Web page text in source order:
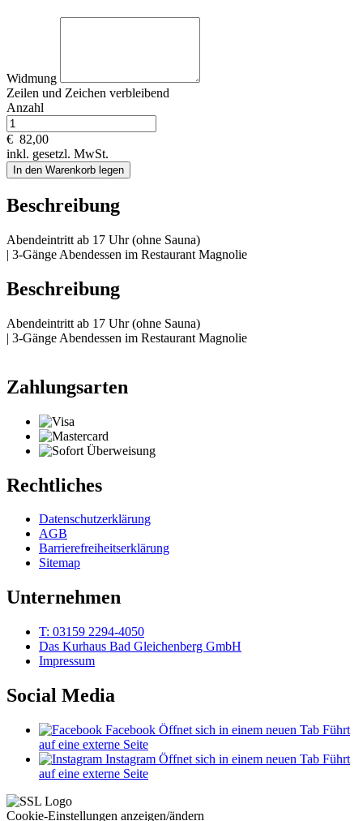
Widmung
Zeilen und Zeichen verbleibend
Anzahl
€ 82,00
inkl. gesetzl. MwSt.
In den Warenkorb legen
Beschreibung
Abendeintritt ab 17 Uhr (ohne Sauna)
| 3-Gänge Abendessen im Restaurant Magnolie
Beschreibung
Abendeintritt ab 17 Uhr (ohne Sauna)
| 3-Gänge Abendessen im Restaurant Magnolie
Zahlungsarten
Rechtliches
Datenschutzerklärung
AGB
Barrierefreiheitserklärung
Sitemap
Unternehmen
T: 03159 2294-4050
Das Kurhaus Bad Gleichenberg GmbH
Impressum
Social Media
Facebook Öffnet sich in einem neuen Tab Führt
auf eine externe Seite
Instagram Öffnet sich in einem neuen Tab Führt
auf eine externe Seite
Cookie-Einstellungen anzeigen/ändern